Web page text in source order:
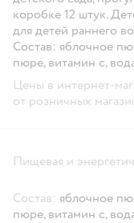
коробке 12 штук.
для детей раннего
Состав: яблочное
пюре, витамин c,
Цены в интернет-
от розничных
Пищевая и
Состав: яблочное
пюре, витамин c,